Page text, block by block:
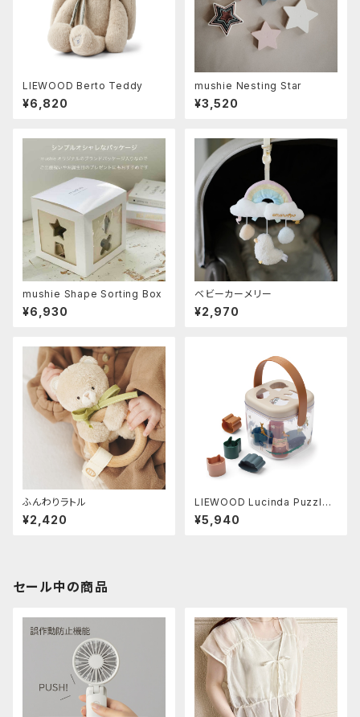
LIEWOOD Berto Teddy
¥6,820
mushie Nesting Star
¥3,520
mushie Shape Sorting Box
¥6,930
ベビーカーメリー
¥2,970
ふんわりラトル
¥2,420
LIEWOOD Lucinda Puzzle
Box
¥5,940
セール中の商品